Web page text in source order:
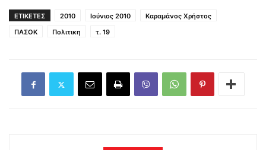
ΕΤΙΚΕΤΕΣ 2010 Ιούνιος 2010
Καραμάνος Χρήστος
ΠΑΣΟΚ
Πολιτικη τ. 19